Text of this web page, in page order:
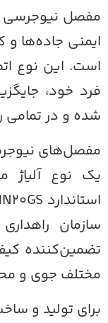
نیوجرسی
جاده‌ها و
این نوع
خود،
و در تمامی
نوع آلیاژ
جوی و
تولید و